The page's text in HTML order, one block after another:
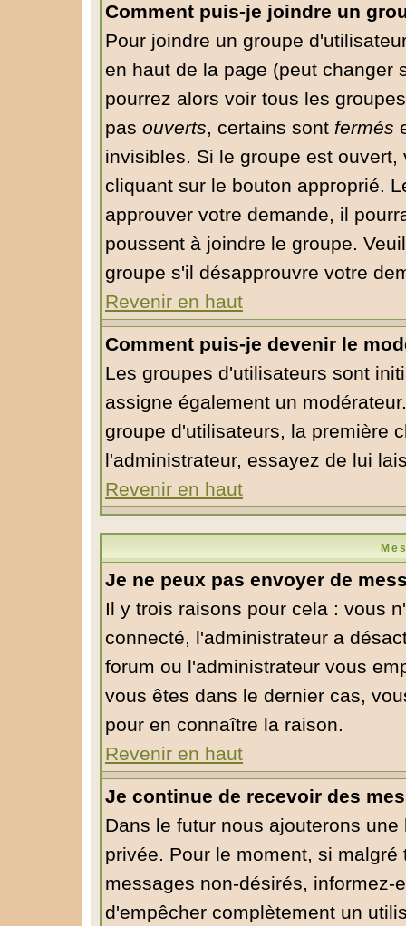
Comment puis-je joindre un
Pour joindre un groupe
en haut de la page (peut changer
pourrez alors voir tous les
pas ouverts, certains sont fermés
invisibles. Si le groupe est
cliquant sur le bouton approprié.
approuver votre demande, il
poussent à joindre le groupe.
groupe s'il désapprouvre votre
Revenir en haut
Comment puis-je devenir le
Les groupes d'utilisateurs sont
assigne également un
groupe d'utilisateurs, la première
l'administrateur, essayez de lui
Revenir en haut
Je ne peux pas envoyer de
Il y trois raisons pour cela : vous
connecté, l'administrateur a
forum ou l'administrateur vous
vous êtes dans le dernier cas,
pour en connaître la raison.
Revenir en haut
Je continue de recevoir des
Dans le futur nous ajouterons
privée. Pour le moment, si
messages non-désirés, informez-
d'empêcher complètement un